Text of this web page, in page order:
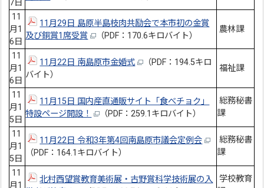
7日
11
月1
6日
11月29日 島原半島枝肉共励会で本市初の金賞
及び銅賞1席受賞
（PDF：170.6キロバイト）
農林課
11
月1
6日
11月22日 南島原市金婚式
（PDF：194.5キロ
バイト）
福祉課
11
月1
5日
11月15日 国内産直通販サイト「食べチョク」
特設ページ開設！
（PDF：259.1キロバイト）
総務秘書
課
11
月1
5日
11月22日 令和3年第4回南島原市議会定例会
（PDF：164.1キロバイト）
総務秘書
課
11
月1
北村西望賞教育美術展・古野賞科学技術展の入
学校教育